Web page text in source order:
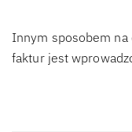
Innym sposobem na
faktur jest